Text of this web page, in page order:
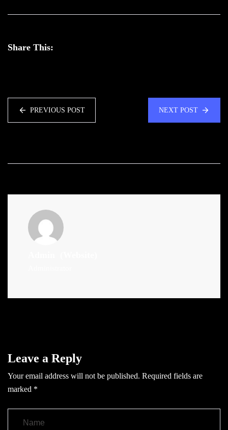
Share This:
PREVIOUS POST NEXT POST
Leave a Reply
Your email address will not be published. Required fields are
marked *